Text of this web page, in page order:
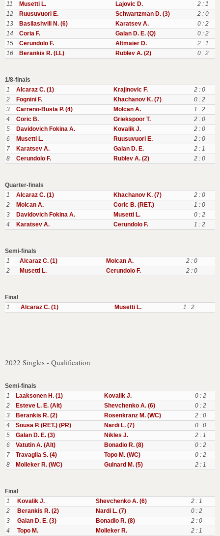
11
Musetti L. Lajovic D.
2 : 1
12
Ruusuvuori E. Schwartzman D. (3)
2 : 0
13
Basilashvili N. (6) Karatsev A.
0 : 2
14
Coria F. Galan D. E. (Q)
0 : 2
15
Cerundolo F. Altmaier D.
2 : 1
16
Berankis R. (LL) Rublev A. (2) 0 : 2
1/8-finals
1
Alcaraz C. (1) Krajinovic F.
2 : 0
2
Fognini F. Khachanov K. (7)
0 : 2
3
Carreno-Busta P. (4) Molcan A.
1 : 2
4
Coric B. Griekspoor T.
2 : 0
5
Davidovich Fokina A. Kovalik J.
2 : 0
6
Musetti L. Ruusuvuori E.
2 : 0
7
Karatsev A. Galan D. E.
2 : 1
8
Cerundolo F. Rublev A. (2) 2 : 0
Quarter-finals
1
Alcaraz C. (1) Khachanov K. (7)
2 : 0
2
Molcan A. Coric B. (RET.)
1 : 0
3
Davidovich Fokina A. Musetti L.
0 : 2
4
Karatsev A. Cerundolo F. 1 : 2
Semi-finals
1
Alcaraz C. (1) Molcan A.
2 : 0
2
Musetti L. Cerundolo F. 2 : 0
Final
1
Alcaraz C. (1) Musetti L. 1 : 2
2022 Singles - Qualification
Semi-finals
1
Laaksonen H. (1) Kovalik J.
0 : 2
2
Esteve L. E. (Alt) Shevchenko A. (6)
0 : 2
3
Berankis R. (2) Rosenkranz M. (WC)
2 : 0
4
Sousa P. (RET.) (PR) Nardi L. (7)
0 : 0
5
Galan D. E. (3) Nikles J.
2 : 1
6
Vatutin A. (Alt) Bonadio R. (8)
0 : 2
7
Travaglia S. (4) Topo M. (WC)
0 : 2
8
Molleker R. (WC) Guinard M. (5) 2 : 1
Final
1
Kovalik J. Shevchenko A. (6)
2 : 1
2
Berankis R. (2) Nardi L. (7)
0 : 2
3
Galan D. E. (3) Bonadio R. (8)
2 : 0
4
Topo M. Molleker R. 2 : 1